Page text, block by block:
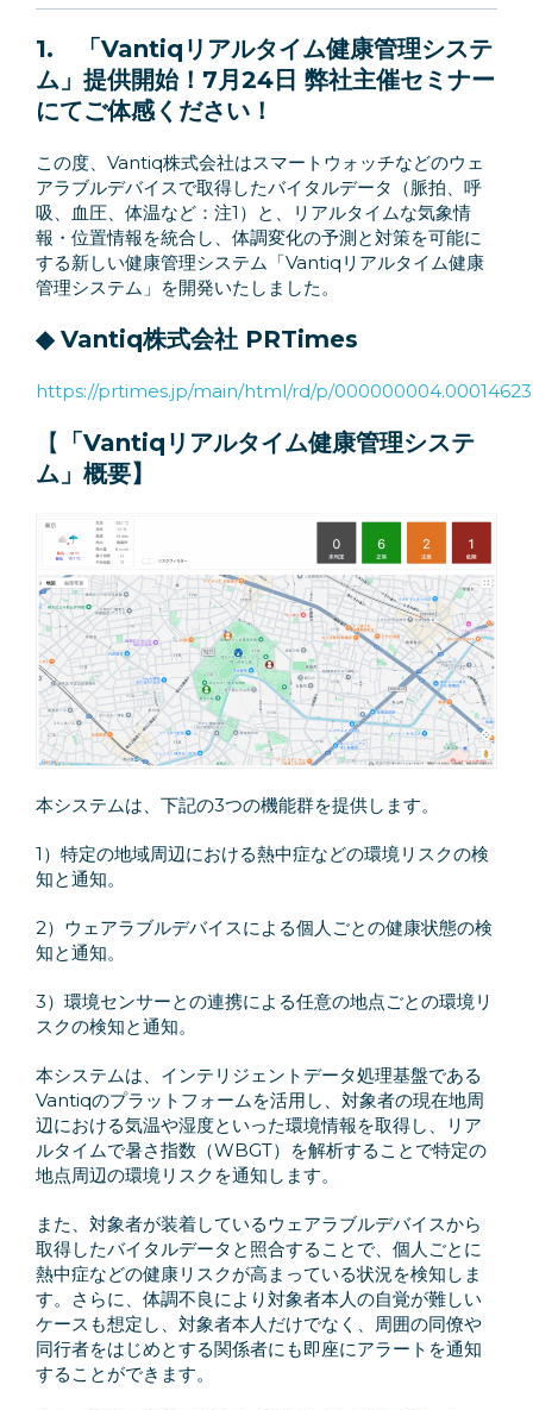
1.
「Vantiqリアルタイム健康管理システ
ム」提供開始！ 7月24日 弊社主催セミナー
にてご体感ください！
この度、Vantiq株式会社はスマートウォッチなどのウェ
アラブルデバイスで取得したバイタルデータ（脈拍、呼
吸、血圧、体温など：注1）と、リアルタイムな気象情
報・位置情報を統合し、体調変化の予測と対策を可能に
する新しい健康管理システム「Vantiqリアルタイム健康
管理システム」を開発いたしました。
◆ Vantiq株式会社 PRTimes
https://prtimes.jp/main/html/rd/p/
【
「Vantiqリアルタイム健康管理システ
ム」概要】
本システムは、下記の3つの機能群を提供します。
1）特定の地域周辺における熱中症などの環境リスクの検
知と通知。
2）ウェアラブルデバイスによる個人ごとの健康状態の検
知と通知。
3）環境センサーとの連携による任意の地点ごとの環境リ
スクの検知と通知。
本システムは、インテリジェントデータ処理基盤である
Vantiqのプラットフォームを活用し、対象者の現在地周
辺における気温や湿度といった環境情報を取得し、リア
ルタイムで暑さ指数（WBGT）を解析することで特定の
地点周辺の環境リスクを通知します。
また、対象者が装着しているウェアラブルデバイスから
取得したバイタルデータと照合することで、個人ごとに
熱中症などの健康リスクが高まっている状況を検知しま
す。さらに、体調不良により対象者本人の自覚が難しい
ケースも想定し、対象者本人だけでなく、周囲の同僚や
同行者をはじめとする関係者にも即座にアラートを通知
することができます。